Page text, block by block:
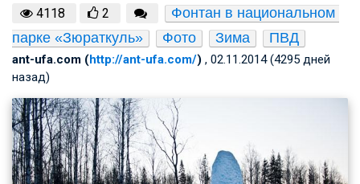
4118 2
Фонтан в национальном
парке «Зюраткуль»
Фото Зима ПВД
ant-ufa.com (http://ant-ufa.com/) , 02.11.2014 (4295 дней
назад)